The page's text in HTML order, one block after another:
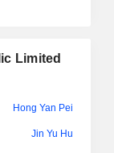
Limited
Hong Yan Pei
Jin Yu Hu